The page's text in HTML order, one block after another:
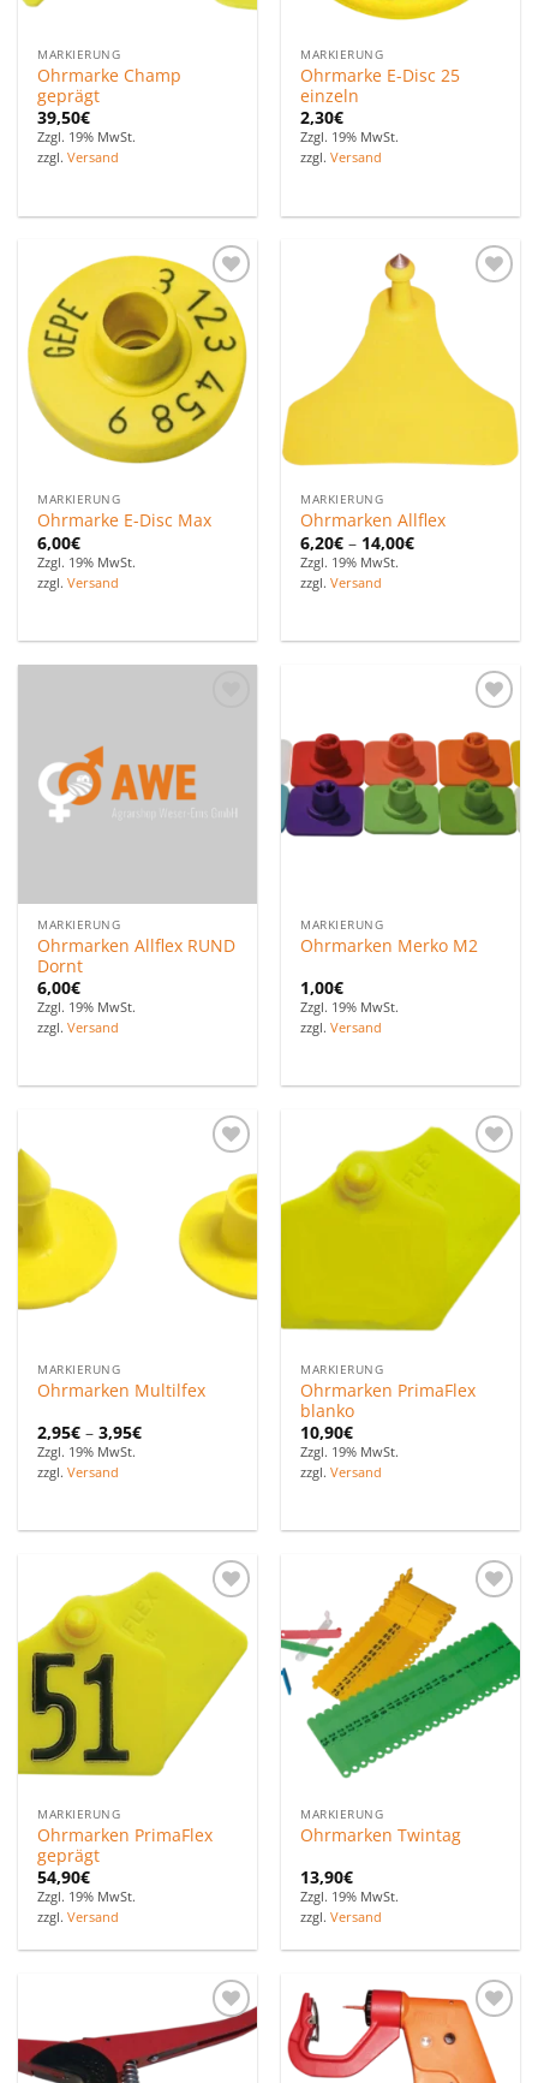
MARKIERUNG
Ohrmarke Champ
geprägt
39,50€
Zzgl. 19% MwSt.
zzgl.Versand
MARKIERUNG
Ohrmarke E-Disc 25
einzeln
2,30€
Zzgl. 19% MwSt.
zzgl.Versand
Zu den
Favoriten
hinzufügen
MARKIERUNG
Ohrmarke E-Disc Max
6,00€
Zzgl. 19% MwSt.
zzgl.Versand
hinzufügen
MARKIERUNG
Ohrmarken Allflex
6,20€ – 14,00€
Zzgl. 19% MwSt.
zzgl.Versand
MARKIERUNG
Ohrmarken Allflex RUND
Dornt
6,00€
Zzgl. 19% MwSt.
zzgl.Versand
Favoriten
hinzufügen
MARKIERUNG
Ohrmarken Merko M2
1,00€
Zzgl. 19% MwSt.
zzgl.Versand
Favoriten
hinzufügen
MARKIERUNG
Ohrmarken Multilfex
2,95€ –3,95€
Zzgl. 19% MwSt.
zzgl.Versand
Zu den
hinzufügen
MARKIERUNG
Ohrmarken PrimaFlex
blanko
10,90€
Zzgl. 19% MwSt.
zzgl.Versand
Zu den
Favoriten
hinzufügen
MARKIERUNG
Ohrmarken PrimaFlex
geprägt
54,90€
Zzgl. 19% MwSt.
zzgl.Versand
Zu den
Favoriten
hinzufügen
MARKIERUNG
Ohrmarken Twintag
13,90€
Zzgl. 19% MwSt.
zzgl.Versand
Zu den
Favoriten
Zu den
Favoriten
hinzufügen